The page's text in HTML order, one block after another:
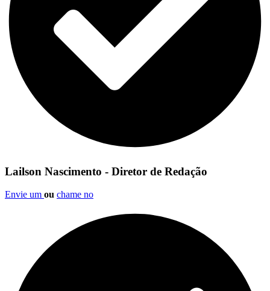
Lailson Nascimento - Diretor de Redação
Envie um ou chame no